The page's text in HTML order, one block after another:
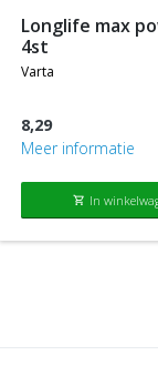
longlife max power aa
4st
varta
8,29
Meer informatie
shopping_cart In